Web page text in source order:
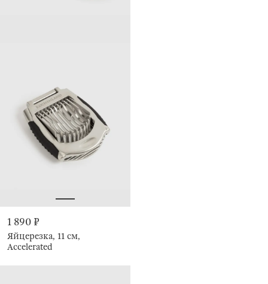
1 890 ₽
Яйцерезка, 11 см,
Accelerated